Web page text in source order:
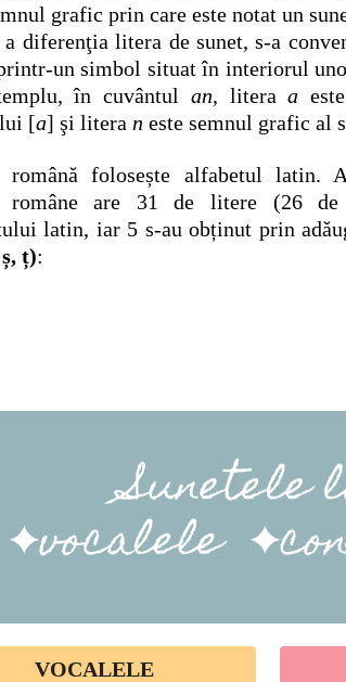
grafic prin care este notat un
a diferenţia litera de sunet, s-a
un simbol situat în interiorul
în cuvântul an, literaa
[a] şi litera n este semnul grafic al
română folosește alfabetul latin.
are 31 de litere (26 de
latin, iar 5 s-au obținut prin
ț):
VOCALELE